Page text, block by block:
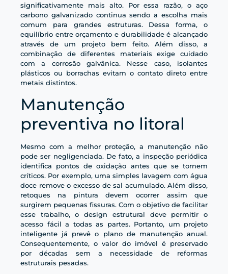
significativamente mais alto. Por essa razão, o aço
carbono galvanizado continua sendo a escolha mais
comum para grandes estruturas. Dessa forma, o
equilíbrio entre orçamento e durabilidade é alcançado
através de um projeto bem feito. Além disso, a
combinação de diferentes materiais exige cuidado
com a corrosão galvânica. Nesse caso, isolantes
plásticos ou borrachas evitam o contato direto entre
metais distintos.
Manutenção
preventiva no litoral
Mesmo com a melhor proteção, a manutenção não
pode ser negligenciada. De fato, a inspeção periódica
identifica pontos de oxidação antes que se tornem
críticos. Por exemplo, uma simples lavagem com água
doce remove o excesso de sal acumulado. Além disso,
retoques na pintura devem ocorrer assim que
surgirem pequenas fissuras. Com o objetivo de facilitar
esse trabalho, o design estrutural deve permitir o
acesso fácil a todas as partes. Portanto, um projeto
inteligente já prevê o plano de manutenção anual.
Consequentemente, o valor do imóvel é preservado
por décadas sem a necessidade de reformas
estruturais pesadas.